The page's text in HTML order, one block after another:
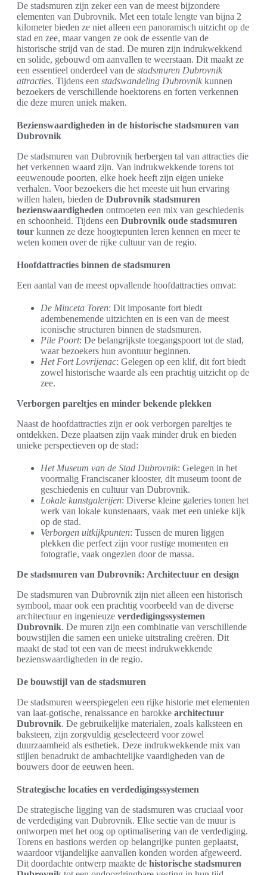
De stadsmuren zijn zeker een van de meest bijzondere
elementen van Dubrovnik. Met een totale lengte van bijna 2
kilometer bieden ze niet alleen een panoramisch uitzicht op de
stad en zee, maar vangen ze ook de essentie van de
historische strijd van de stad. De muren zijn indrukwekkend
en solide, gebouwd om aanvallen te weerstaan. Dit maakt ze
een essentieel onderdeel van de stadsmuren Dubrovnik
attracties. Tijdens een stadswandeling Dubrovnik kunnen
bezoekers de verschillende hoektorens en forten verkennen
die deze muren uniek maken.
Bezienswaardigheden in de historische stadsmuren van
Dubrovnik
De stadsmuren van Dubrovnik herbergen tal van attracties die
het verkennen waard zijn. Van indrukwekkende torens tot
eeuwenoude poorten, elke hoek heeft zijn eigen unieke
verhalen. Voor bezoekers die het meeste uit hun ervaring
willen halen, bieden de Dubrovnik stadsmuren
bezienswaardigheden ontmoeten een mix van geschiedenis
en schoonheid. Tijdens een Dubrovnik oude stadsmuren
tour kunnen ze deze hoogtepunten leren kennen en meer te
weten komen over de rijke cultuur van de regio.
Hoofdattracties binnen de stadsmuren
Een aantal van de meest opvallende hoofdattracties omvat:
De Minceta Toren: Dit imposante fort biedt
adembenemende uitzichten en is een van de meest
iconische structuren binnen de stadsmuren.
Pile Poort: De belangrijkste toegangspoort tot de stad,
waar bezoekers hun avontuur beginnen.
Het Fort Lovrijenac: Gelegen op een klif, dit fort biedt
zowel historische waarde als een prachtig uitzicht op de
zee.
Verborgen pareltjes en minder bekende plekken
Naast de hoofdattracties zijn er ook verborgen pareltjes te
ontdekken. Deze plaatsen zijn vaak minder druk en bieden
unieke perspectieven op de stad:
Het Museum van de Stad Dubrovnik: Gelegen in het
voormalig Franciscaner klooster, dit museum toont de
geschiedenis en cultuur van Dubrovnik.
Lokale kunstgalerijen: Diverse kleine galeries tonen het
werk van lokale kunstenaars, vaak met een unieke kijk
op de stad.
Verborgen uitkijkpunten: Tussen de muren liggen
plekken die perfect zijn voor rustige momenten en
fotografie, vaak ongezien door de massa.
De stadsmuren van Dubrovnik: Architectuur en design
De stadsmuren van Dubrovnik zijn niet alleen een historisch
symbool, maar ook een prachtig voorbeeld van de diverse
architectuur en ingenieuze verdedigingssystemen
Dubrovnik. De muren zijn een combinatie van verschillende
bouwstijlen die samen een unieke uitstraling creëren. Dit
maakt de stad tot een van de meest indrukwekkende
bezienswaardigheden in de regio.
De bouwstijl van de stadsmuren
De stadsmuren weerspiegelen een rijke historie met elementen
van laat-gotische, renaissance en barokke architectuur
Dubrovnik. De gebruikelijke materialen, zoals kalksteen en
baksteen, zijn zorgvuldig geselecteerd voor zowel
duurzaamheid als esthetiek. Deze indrukwekkende mix van
stijlen benadrukt de ambachtelijke vaardigheden van de
bouwers door de eeuwen heen.
Strategische locaties en verdedigingssystemen
De strategische ligging van de stadsmuren was cruciaal voor
de verdediging van Dubrovnik. Elke sectie van de muur is
ontworpen met het oog op optimalisering van de verdediging.
Torens en bastions werden op belangrijke punten geplaatst,
waardoor vijandelijke aanvallen konden worden afgeweerd.
Dit doordachte ontwerp maakte de historische stadsmuren